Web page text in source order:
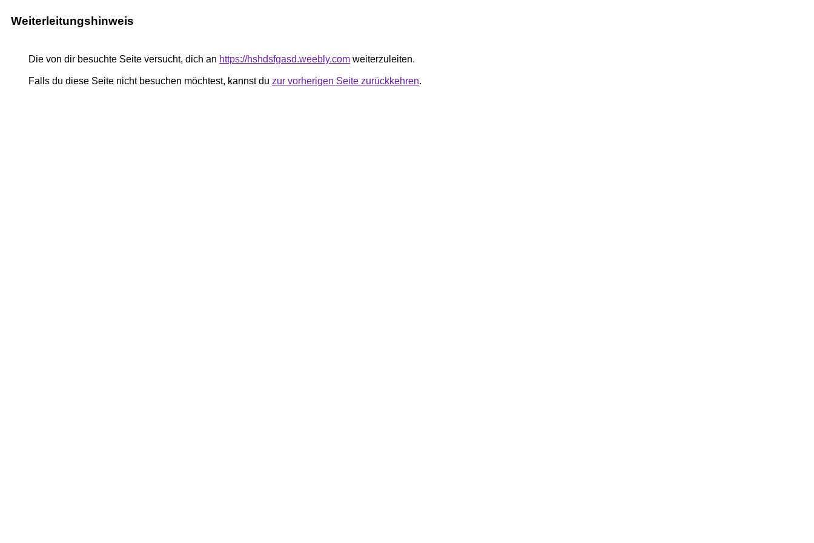
Weiterleitungshinweis
Die von dir besuchte Seite versucht, dich an https://hshdsfgasd.weebly.com weiterzuleiten.
Falls du diese Seite nicht besuchen möchtest, kannst du zur vorherigen Seite zurückkehren.